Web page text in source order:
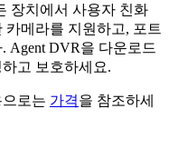
장치에서 사용자 친화
메라를 지원하고, 포트
Agent DVR을 다운로드
고 보호하세요.
로는 가격을 참조하세